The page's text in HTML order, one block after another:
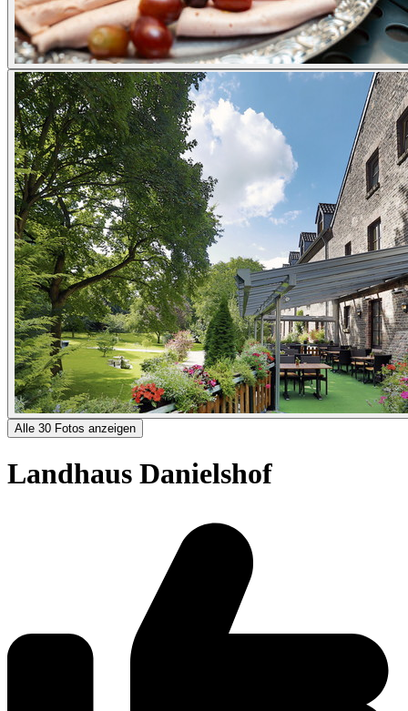
Alle 30 Fotos anzeigen
Landhaus Danielshof